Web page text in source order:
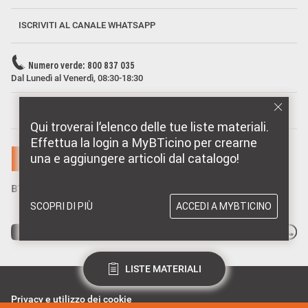
Qui troverai l’elenco delle tue liste materiali.
Effettua la login a MyBTicino per crearne
una e aggiungere articoli dal catalogo!
SCOPRI DI PIÙ ACCEDI A MYBTICINO
LISTE MATERIALI
ISCRIVITI AL CANALE WHATSAPP
Numero verde: 800 837 035
Dal Lunedì al Venerdì, 08:30-18:30
Privacy e utilizzo dei cookie